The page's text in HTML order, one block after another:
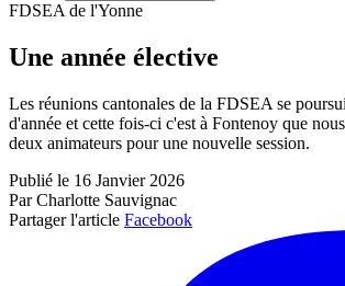
FDSEA de l'Yonne
Une année élective
Les réunions cantonales de la FDSEA se
d'année et cette fois-ci c'est à Fontenoy que
deux animateurs pour une nouvelle session.
Publié le 16 Janvier 2026
Par Charlotte Sauvignac
Partager l'article Facebook